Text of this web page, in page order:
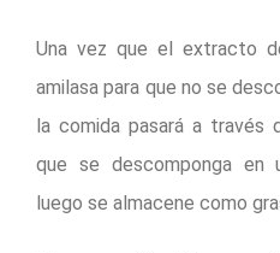
Una vez que el extracto
amilasa para que no se
la comida pasará a
que se descomponga en
luego se almacene como